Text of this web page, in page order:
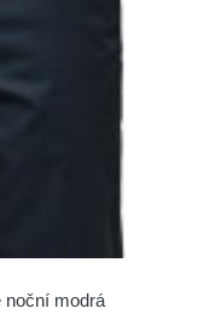
noční modrá